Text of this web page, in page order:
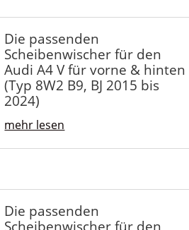
Die passenden
Scheibenwischer für den
Audi A4 V für vorne & hinten
(Typ 8W2 B9, BJ 2015 bis
2024)
mehr lesen
Die passenden